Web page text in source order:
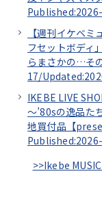
【週刊イケベ
フセットボディ
らまさかの…そ
17/
IKEBE LIVE
～’80sの逸品
地買付品【
>>Ikebe